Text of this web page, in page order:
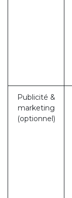
Publicité &
marketing
(optionnel)